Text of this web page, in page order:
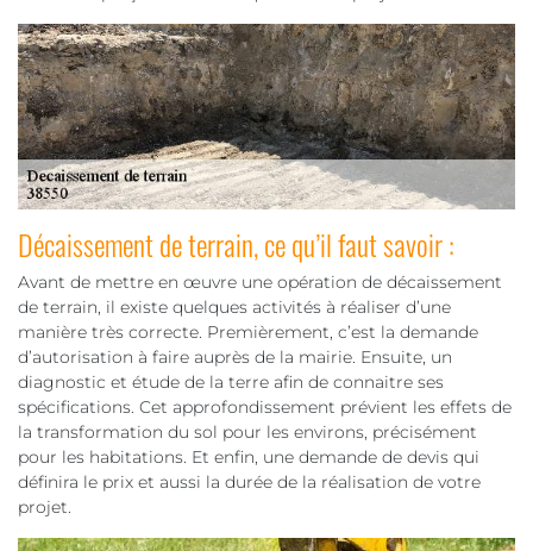
Décaissement de terrain, ce qu’il faut savoir :
Avant de mettre en œuvre une opération de décaissement
de terrain, il existe quelques activités à réaliser d’une
manière très correcte. Premièrement, c’est la demande
d’autorisation à faire auprès de la mairie. Ensuite, un
diagnostic et étude de la terre afin de connaitre ses
spécifications. Cet approfondissement prévient les effets de
la transformation du sol pour les environs, précisément
pour les habitations. Et enfin, une demande de devis qui
définira le prix et aussi la durée de la réalisation de votre
projet.